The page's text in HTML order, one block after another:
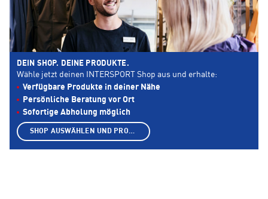
DEIN SHOP. DEINE PRODUKTE.
Wähle jetzt deinen INTERSPORT Shop aus und erhalte:
Verfügbare Produkte in deiner Nähe
Persönliche Beratung vor Ort
Sofortige Abholung möglich
SHOP AUSWÄHLEN UND PRODUKTE ANZEIGEN